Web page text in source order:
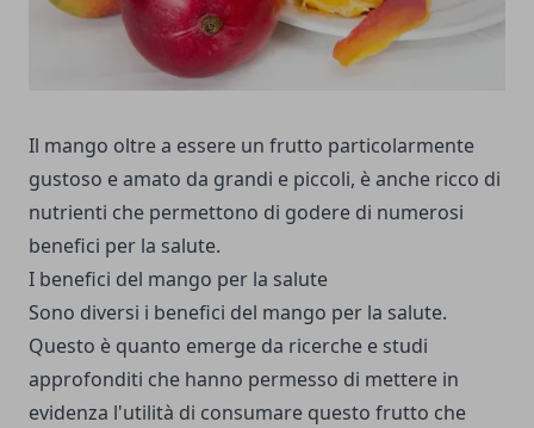
Il mango oltre a essere un frutto particolarmente
gustoso e amato da grandi e piccoli, è anche ricco di
nutrienti che permettono di godere di numerosi
benefici per la salute.
I benefici del mango per la salute
Sono diversi i benefici del mango per la salute.
Questo è quanto emerge da ricerche e studi
approfonditi che hanno permesso di mettere in
evidenza l'utilità di consumare questo frutto che